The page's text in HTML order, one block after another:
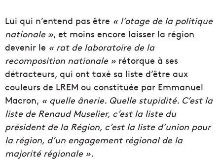
Lui qui n’entend pas être « l’otage de la politique
nationale », et moins encore laisser la région
devenir le « rat de laboratoire de la
recomposition nationale » rétorque à ses
détracteurs, qui ont taxé sa liste d’être aux
couleurs de LREM ou constituée par Emmanuel
Macron, « quelle ânerie. Quelle stupidité. C’est la
liste de Renaud Muselier, c’est la liste du
président de la Région, c’est la liste d’union pour
la région, d’un engagement régional de la
majorité régionale ».